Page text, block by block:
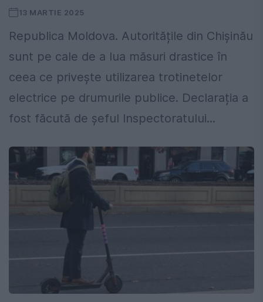
13 MARTIE 2025
Republica Moldova. Autoritățile din Chișinău
sunt pe cale de a lua măsuri drastice în
ceea ce privește utilizarea trotinetelor
electrice pe drumurile publice. Declarația a
fost făcută de șeful Inspectoratului...